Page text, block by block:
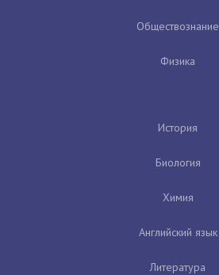
Обществознание
Физика
История
Биология
Химия
Английский язык
Литература